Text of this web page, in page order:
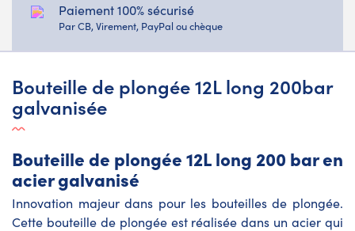
Paiement 100% sécurisé
Par CB, Virement, PayPal ou chèque
Bouteille de plongée 12L long 200bar
galvanisée
Bouteille de plongée 12L long 200 bar en
acier galvanisé
Innovation majeur dans pour les bouteilles de plongée.
Cette bouteille de plongée est réalisée dans un acier qui